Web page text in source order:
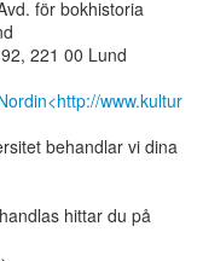
för bokhistoria
221 00 Lund
www.kultur
behandlar vi dina
hittar du på